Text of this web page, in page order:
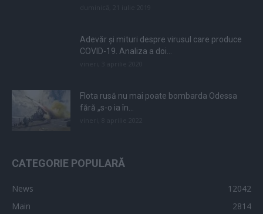
Adevăr și mituri despre virusul care produce
COVID-19. Analiza a doi...
Flota rusă nu mai poate bombarda Odessa
fără „s-o ia în...
CATEGORIE POPULARĂ
News
12042
Main
2814